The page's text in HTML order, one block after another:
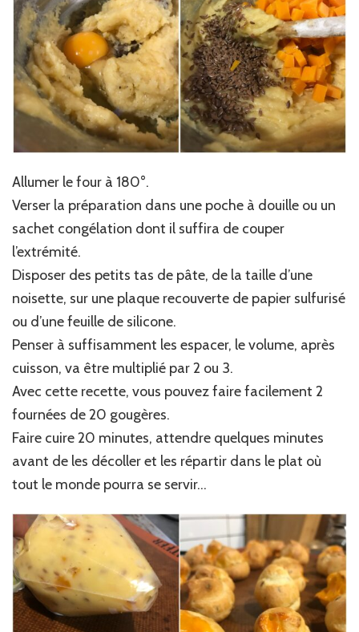
Allumer le four à 180°.
Verser la préparation dans une poche à douille ou un
sachet congélation dont il suffira de couper
l’extrémité.
Disposer des petits tas de pâte, de la taille d’une
noisette, sur une plaque recouverte de papier sulfurisé
ou d’une feuille de silicone.
Penser à suffisamment les espacer, le volume, après
cuisson, va être multiplié par 2 ou 3.
Avec cette recette, vous pouvez faire facilement 2
fournées de 20 gougères.
Faire cuire 20 minutes, attendre quelques minutes
avant de les décoller et les répartir dans le plat où
tout le monde pourra se servir…